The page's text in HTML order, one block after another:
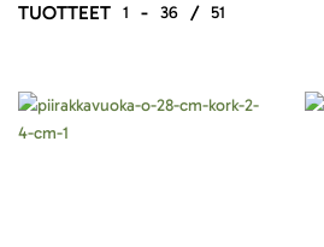
TUOTTEET 1 - 36 / 51